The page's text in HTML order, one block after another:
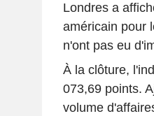
Londres a
américain pour
n'ont pas eu
À la clôture,
073,69 points.
volume